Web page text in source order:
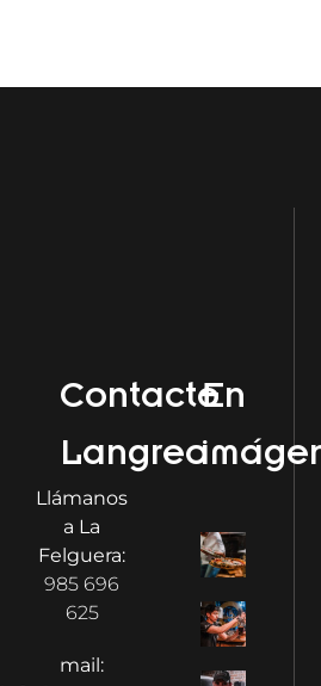
Contacto
Langreo
Llámanos
a La
Felguera:
985 696
625
mail:
En